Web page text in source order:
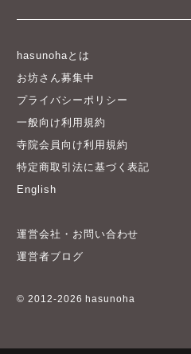
hasunohaとは
お坊さん募集中
プライバシーポリシー
一般向け利用規約
寺院会員向け利用規約
特定商取引法に基づく表記
English
運営会社・お問い合わせ
運営者ブログ
© 2012-2026 hasunoha